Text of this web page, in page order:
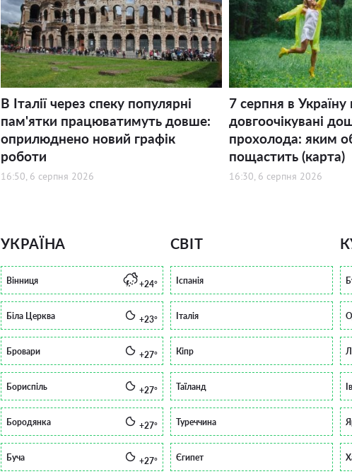
В Італії через спеку популярні
пам'ятки працюватимуть довше:
оприлюднено новий графік
роботи
16:50, 6 серпня 2026
7 серпня в Україну
довгоочікувані
прохолода: яким
пощастить (карта)
16:30, 6 серпня 2026
УКРАЇНА
Вінниця +24°
Біла Церква +23°
Бровари +27°
Бориспіль +27°
Бородянка +27°
Буча +27°
СВІТ
Іспанія
Італія
Кіпр
Таїланд
Туреччина
Єгипет